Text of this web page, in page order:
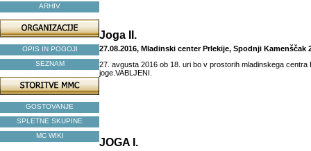
ARHIV
OPIS IN POGOJI
SEZNAM
GOSTOVANJE
SPLETNE SKUPINE
MC WIKI
Joga II.
27.08.2016, Mladinski center Prlekije, Spodnji Kamenščak
27. avgusta 2016 ob 18. uri bo v prostorih mladinskega centra
joge.VABLJENI.
JOGA I.